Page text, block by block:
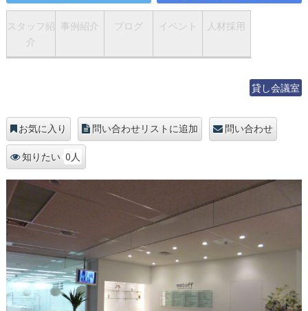
スタッフ紹
介
事例紹介 ブログ イベント 人材採用
貸し会議室
お気に入り 問い合わせリストに追加 問い合わせ
知りたい 0人